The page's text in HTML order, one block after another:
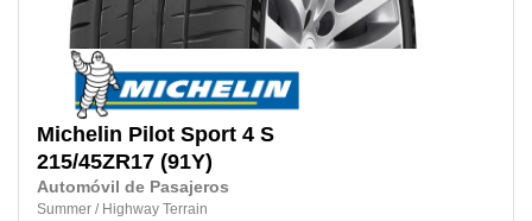
Michelin Pilot Sport 4 S
215/45ZR17 (91Y)
Automóvil de Pasajeros
Summer / Highway Terrain